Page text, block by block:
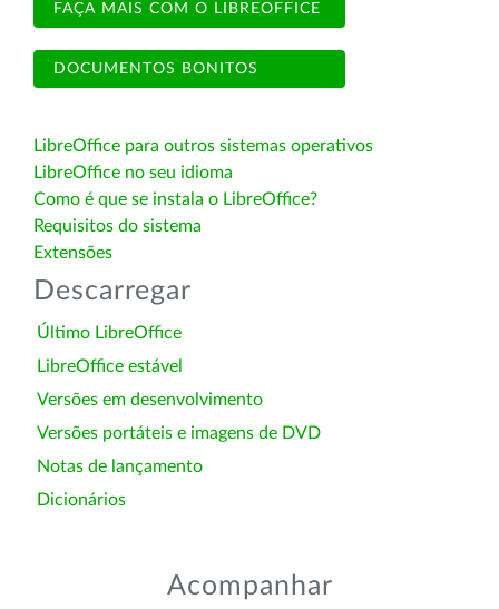
FAÇA MAIS COM O LIBREOFFICE
DOCUMENTOS BONITOS
LibreOffice para outros sistemas operativos
LibreOffice no seu idioma
Como é que se instala o LibreOffice?
Requisitos do sistema
Extensões
Descarregar
Último LibreOffice
LibreOffice estável
Versões em desenvolvimento
Versões portáteis e imagens de DVD
Notas de lançamento
Dicionários
Acompanhar